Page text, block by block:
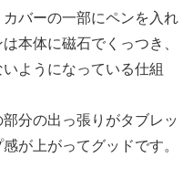
バーの一部にペンを入れ
本体に磁石でくっつき、
ようになっている仕組
分の出っ張りがタブレッ
が上がってグッドです。